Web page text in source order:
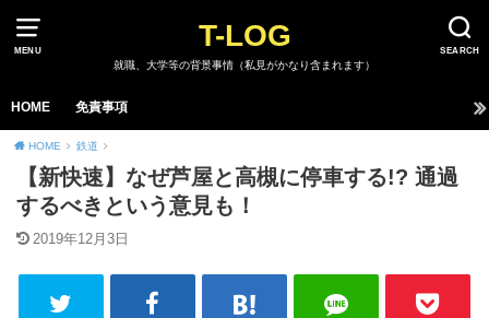
MENU SEARCH
T-LOG
就職、大学等の背景事情（私見がかなり含まれます）
HOME 免責事項
HOME 鉄道
【新快速】なぜ芦屋と高槻に停車する!? 通過
するべきという意見も！
2019年12月3日